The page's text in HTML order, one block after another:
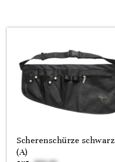
Scherenschürze schwarz
(A)